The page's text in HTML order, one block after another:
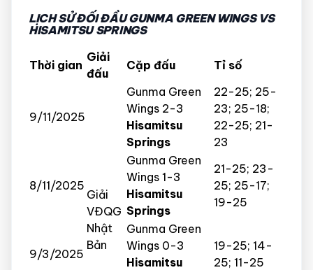
LỊCH SỬ ĐỐI ĐẦU GUNMA GREEN WINGS VS
HISAMITSU SPRINGS
Thời gian
Giải
đấu
Cặp đấu Tỉ số
9/11/2025
Giải
VĐQG
Nhật
Bản
Gunma Green
Wings 2-3
Hisamitsu
Springs
22-25; 25-
23; 25-18;
22-25; 21-
23
8/11/2025
Gunma Green
Wings 1-3
Hisamitsu
Springs
21-25; 23-
25; 25-17;
19-25
9/3/2025
Gunma Green
Wings 0-3
Hisamitsu
19-25; 14-
25; 11-25